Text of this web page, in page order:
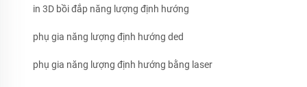
in 3D bồi đắp năng lượng định hướng
phụ gia năng lượng định hướng ded
phụ gia năng lượng định hướng bằng laser